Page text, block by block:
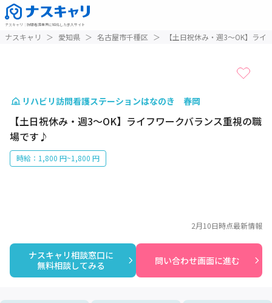
ナスキャリ ： 訪問看護業界に特化した求人サイト
ナスキャリ ＞ 愛知県 ＞ 名古屋市千種区 ＞ 【土日祝休み・週3～OK】ラ
リハビリ訪問看護ステーションはなのき 春岡
【土日祝休み・週3～OK】ライフワークバランス重視の職
場です♪
時給：1,800 円~1,800 円
ナスキャリ相談窓口に
無料相談してみる
問い合わせ画面に進む
2月10日時点最新情報